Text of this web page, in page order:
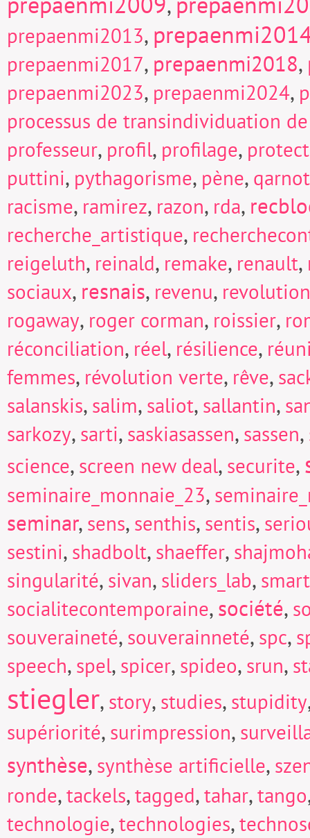
prepaenmi2013,
prepaenmi2017, prepaenmi2018,
prepaenmi2023, prepaenmi2024,
processus de transindividuation
professeur, profil, profilage,
puttini, pythagorisme, pène, qarnot
racisme, ramirez, razon, rda,
recherche_artistique,
reigeluth, reinald, remake, renault,
sociaux, resnais, revenu, revolution
rogaway, roger corman, roissier,
réconciliation, réel, résilience,
femmes, révolution verte, rêve,
salanskis, salim, saliot, sallantin,
sarkozy, sarti, saskiasassen, sassen,
science, screen new deal, securite,
seminaire_monnaie_23,
seminar, sens, senthis, sentis,
sestini, shadbolt, shaeffer,
singularité, sivan, sliders_lab,
socialitecontemporaine,société,
souveraineté, souverainneté, spc,
speech, spel, spicer, spideo, srun,
stiegler, story, studies, stupidity
supériorité, surimpression,
synthèse, synthèse artificielle,
ronde,tackels,tagged,tahar,tango
technologie,technologies,